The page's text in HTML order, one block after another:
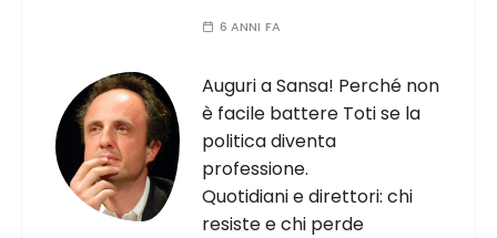
6 ANNI FA
Auguri a Sansa! Perché non
è facile battere Toti se la
politica diventa
professione.
Quotidiani e direttori: chi
resiste e chi perde